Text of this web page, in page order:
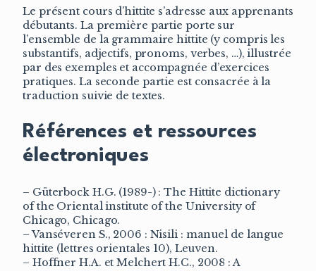
Le présent cours d’hittite s’adresse aux apprenants
débutants. La première partie porte sur
l’ensemble de la grammaire hittite (y compris les
substantifs, adjectifs, pronoms, verbes, …), illustrée
par des exemples et accompagnée d’exercices
pratiques. La seconde partie est consacrée à la
traduction suivie de textes.
Références et ressources
électroniques
– Güterbock H.G. (1989-) : The Hittite dictionary
of the Oriental institute of the University of
Chicago, Chicago.
– Vanséveren S., 2006 : Nisili : manuel de langue
hittite (lettres orientales 10), Leuven.
– Hoffner H.A. et Melchert H.C., 2008 : A